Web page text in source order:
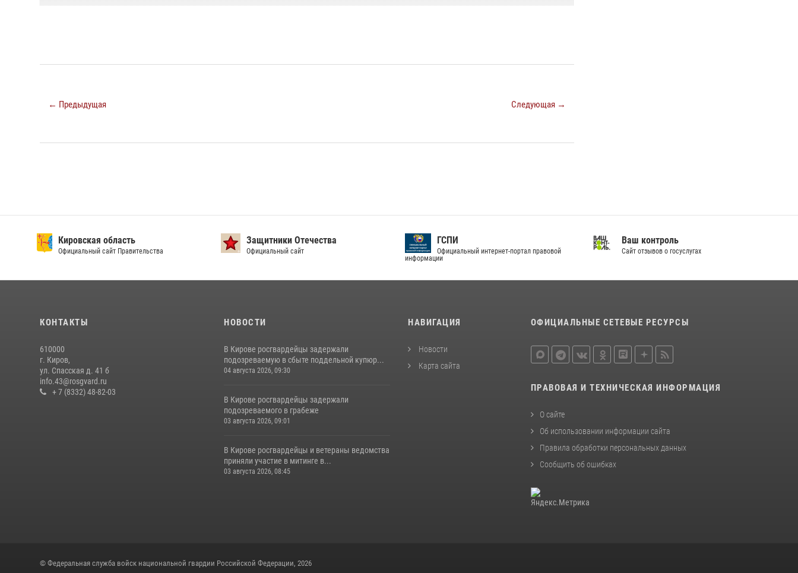
← Предыдущая Следующая →
Кировская область
Официальный сайт Правительства
Защитники Отечества
Официальный сайт
ГСПИ
Официальный интернет-портал правовой
информации
Ваш контроль
Сайт отзывов о госуслугах
КОНТАКТЫ
610000
г. Киров,
ул. Спасская д. 41 б
info.43@rosgvard.ru
+ 7 (8332) 48-82-03
НОВОСТИ
В Кирове росгвардейцы задержали
подозреваемую в сбыте поддельной купюр...
04 августа 2026, 09:30
В Кирове росгвардейцы задержали
подозреваемого в грабеже
03 августа 2026, 09:01
В Кирове росгвардейцы и ветераны ведомства
приняли участие в митинге в...
03 августа 2026, 08:45
НАВИГАЦИЯ
Новости
Карта сайта
ОФИЦИАЛЬНЫЕ СЕТЕВЫЕ РЕСУРСЫ
ПРАВОВАЯ И ТЕХНИЧЕСКАЯ ИНФОРМАЦИЯ
О сайте
Об использовании информации сайта
Правила обработки персональных данных
Сообщить об ошибках
© Федеральная служба войск национальной гвардии Российской Федерации, 2026